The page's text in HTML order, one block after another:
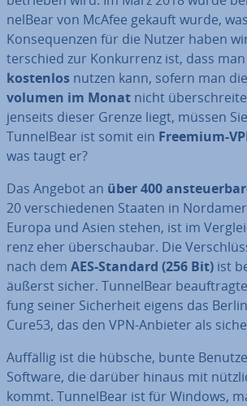
nel­Bear von McAfee gekauftwurde,
Kon­se­quen­zen für die Nutzer haben
ter­schied zur Kon­kur­renz ist, dass
kostenlos nutzen kann, sofern man die
vo­lu­men im Monat nicht
jenseits dieser Grenze liegt, müssen
Tun­nel­Bear ist somit ein Freemium-
was taugt er?
Das Angebot an über 400
20 ver­schie­de­nen Staaten in
Europa und Asien stehen, ist im
renz eher über­schau­bar. Die
nach dem AES-Standard (256 Bit) ist
äußerst sicher. Tun­nel­Bear
fung seiner Si­cher­heit eigens das
Cure53, das den VPN-Anbieter als
Auffällig ist die hübsche, bunte
Software, die darüber hinaus mit
kommt. Tun­nel­Bear ist für Windows,